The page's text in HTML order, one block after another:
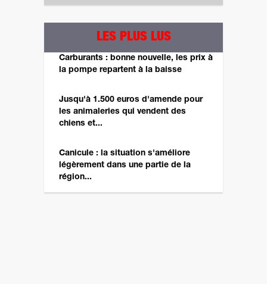
LES PLUS LUS
Carburants : bonne nouvelle, les prix à
la pompe repartent à la baisse
Jusqu'à 1.500 euros d'amende pour
les animaleries qui vendent des
chiens et...
Canicule : la situation s'améliore
légèrement dans une partie de la
région...